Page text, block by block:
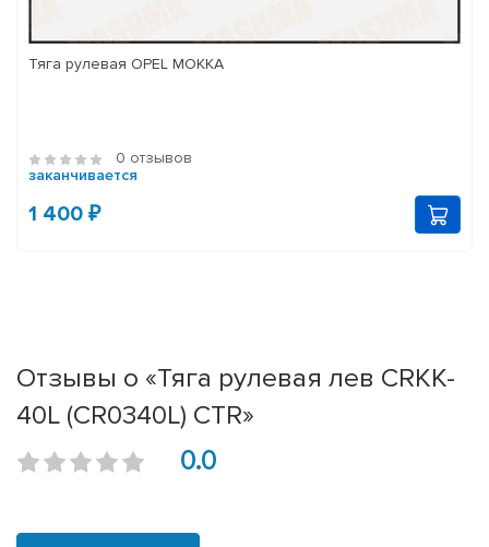
Тяга рулевая OPEL MOKKA
0 отзывов
заканчивается
1 400 ₽
Отзывы о «Тяга рулевая лев CRKK-
40L (CR0340L) CTR»
0.0